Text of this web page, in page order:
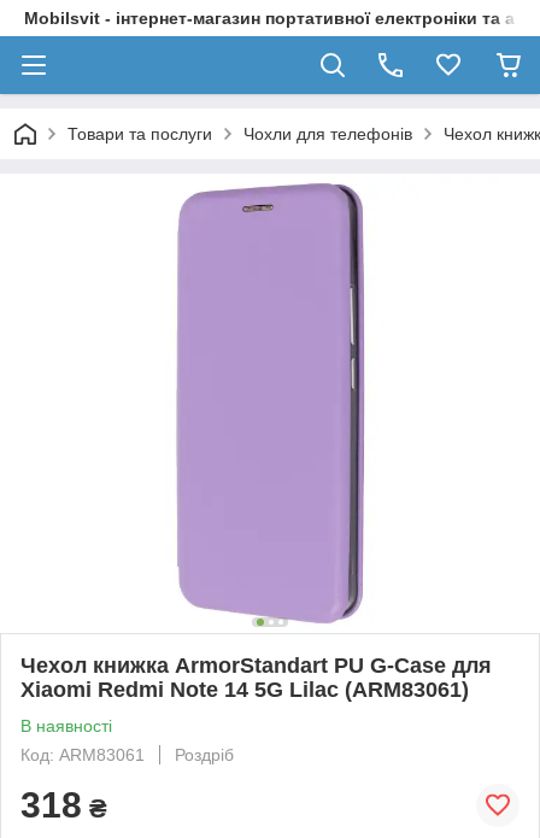
Mobilsvit - інтернет-магазин портативної електроніки та
Товари та послуги Чохли для телефонів Чехол
Чехол книжка ArmorStandart PU G-Case для
Xiaomi Redmi Note 14 5G Lilac (ARM83061)
В наявності
Код: ARM83061
Роздріб
318 ₴